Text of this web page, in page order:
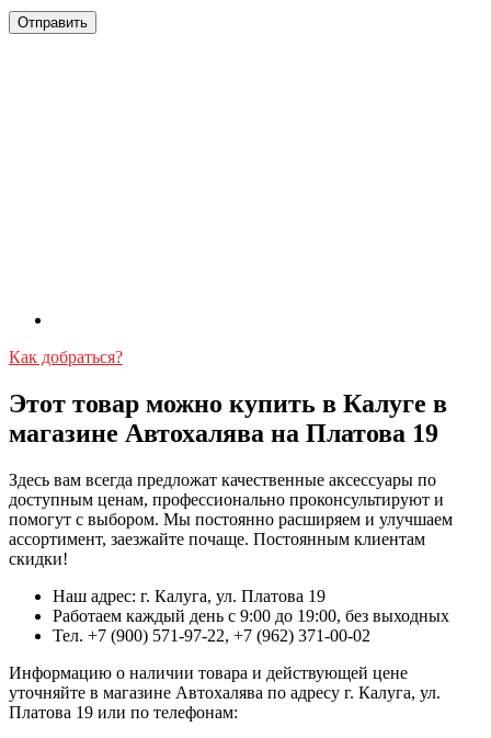
Как добраться?
Этот товар можно купить в Калуге в
магазине Автохалява на Платова 19
Здесь вам всегда предложат качественные аксессуары по
доступным ценам, профессионально проконсультируют и
помогут с выбором. Мы постоянно расширяем и улучшаем
ассортимент, заезжайте почаще. Постоянным клиентам
скидки!
Наш адрес: г. Калуга, ул. Платова 19
Работаем каждый день с 9:00 до 19:00, без выходных
Тел. +7 (900) 571-97-22, +7 (962) 371-00-02
Информацию о наличии товара и действующей цене
уточняйте в магазине Автохалява по адресу г. Калуга, ул.
Платова 19 или по телефонам: